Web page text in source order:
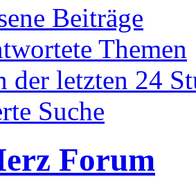
Beiträge
Themen
der letzten 24
Suche
Forum